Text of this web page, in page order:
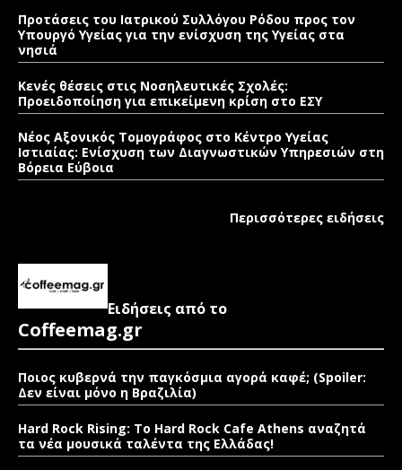
Προτάσεις του Ιατρικού Συλλόγου Ρόδου προς τον
Υπουργό Υγείας για την ενίσχυση της Υγείας στα
νησιά
Κενές θέσεις στις Νοσηλευτικές Σχολές:
Προειδοποίηση για επικείμενη κρίση στο ΕΣΥ
Νέος Αξονικός Τομογράφος στο Κέντρο Υγείας
Ιστιαίας: Ενίσχυση των Διαγνωστικών Υπηρεσιών στη
Βόρεια Εύβοια
Περισσότερες ειδήσεις
Ειδήσεις από το
Coffeemag.gr
Ποιος κυβερνά την παγκόσμια αγορά καφέ; (Spoiler:
Δεν είναι μόνο η Βραζιλία)
Hard Rock Rising: Το Hard Rock Cafe Athens αναζητά
τα νέα μουσικά ταλέντα της Ελλάδας!